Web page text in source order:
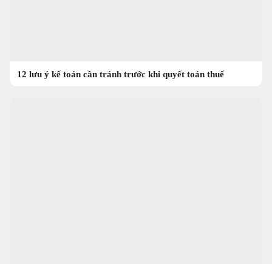
12 lưu ý kế toán cần tránh trước khi quyết toán thuế